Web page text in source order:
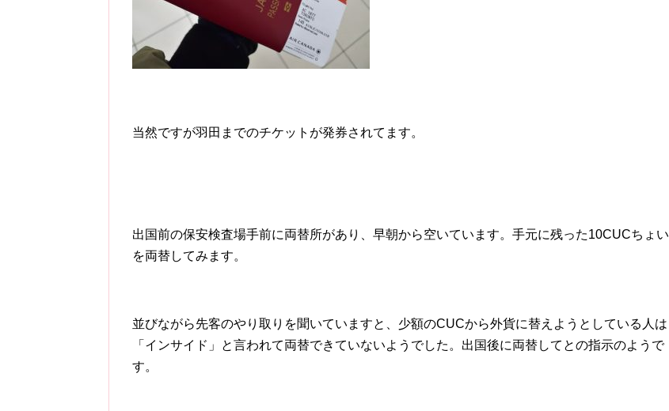
当然ですが羽田までのチケットが発券されてます。
出国前の保安検査場手前に両替所があり、早朝から空いています。手元に残った10CUCちょい
を両替してみます。
並びながら先客のやり取りを聞いていますと、少額のCUCから外貨に替えようとしている人は
「インサイド」と言われて両替できていないようでした。出国後に両替してとの指示のようで
す。